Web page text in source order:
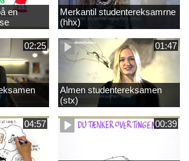
en
Merkantil studentereksamrne
(hhx)
02:25 01:47
Almen studentereksamen
(stx)
04:57 00:39